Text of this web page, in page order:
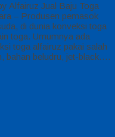
Alfairuz Jual Baju Toga
– Produsen pemasok
di dunia konveksi toga
toga. Umumnya ada
toga alfairuz pakai salah
bahan beludru, jet-black….